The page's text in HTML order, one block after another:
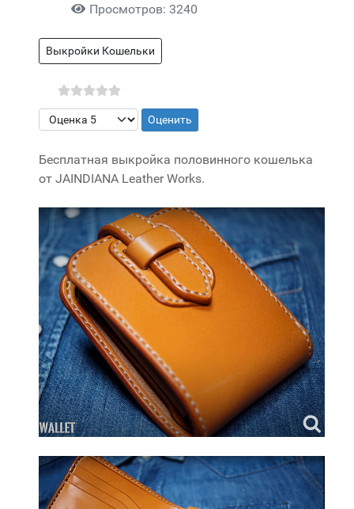
Просмотров: 3240
Выкройки Кошельки
Пожалуйста, оцените
Бесплатная выкройка половинного кошелька
от JAINDIANA Leather Works.